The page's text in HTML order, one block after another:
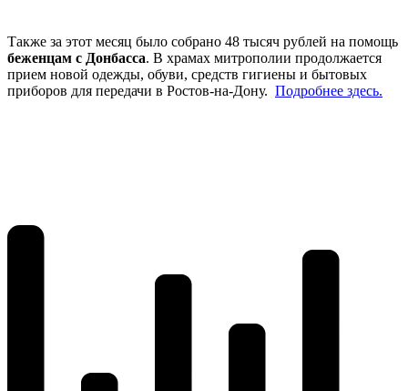
Также за этот месяц было собрано 48 тысяч рублей на помощь
беженцам с Донбасса. В храмах митрополии продолжается
прием новой одежды, обуви, средств гигиены и бытовых
приборов для передачи в Ростов-на-Дону. Подробнее здесь.